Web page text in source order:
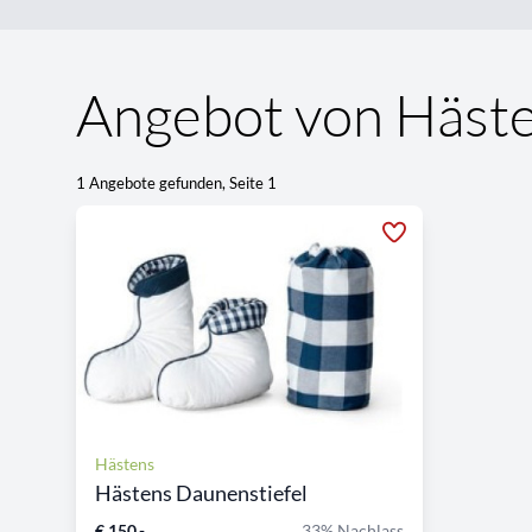
Angebot von
1 Angebote gefunden, Seite 1
Hästens
Hästens Daunenstiefel